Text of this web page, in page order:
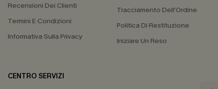
Recensioni Dei Clienti
Termini E Condizioni
Informativa Sulla Privacy
Tracciamento Dell'Ordine
Politica Di Restituzione
Iniziare Un Reso
CENTRO SERVIZI